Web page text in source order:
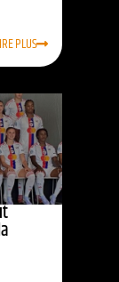
PLUS